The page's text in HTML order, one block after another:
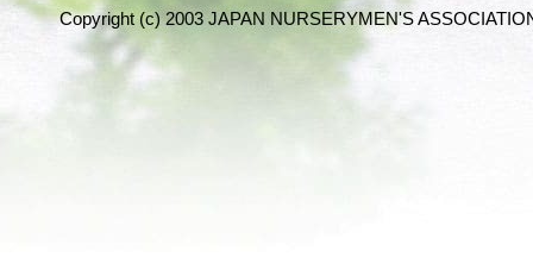
Copyright (c) 2003 JAPAN NURSERYMEN'S